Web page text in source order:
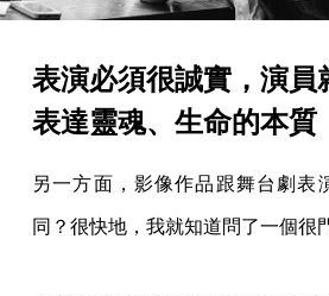
表演必須很誠實，演員
表達靈魂、生命的本質
另一方面，影像作品跟舞台劇表
同？很快地，我就知道問了一個很